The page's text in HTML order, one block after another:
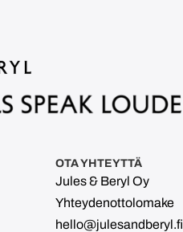
OTA YHTEYTTÄ
Jules & Beryl Oy
Yhteydenottolomake
hello@julesandberyl.fi